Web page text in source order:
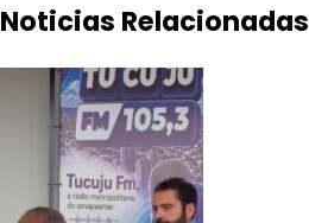
Noticias Relacionadas